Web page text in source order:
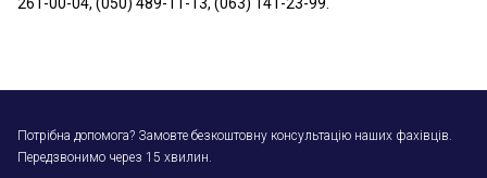
Потрібна допомога? Замовте безкоштовну консультацію наших фахівців.
Передзвонимо через 15 хвилин.